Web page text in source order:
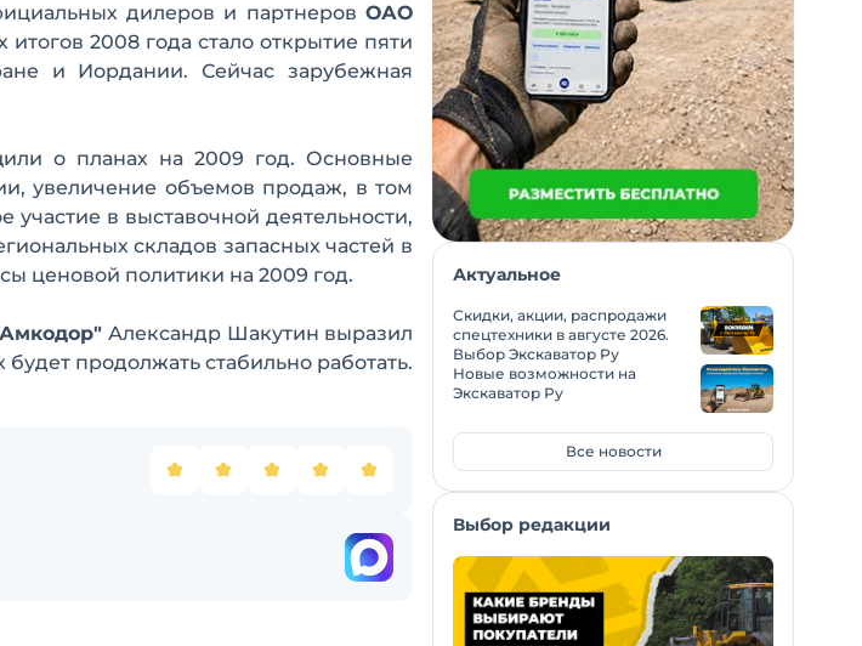
дилеров и партнеров ОАО
2008 года стало открытие пяти
и Иордании. Сейчас зарубежная
о планах на 2009 год. Основные
увеличение объемов продаж, в том
в выставочной деятельности,
складов запасных частей в
ценовой политики на 2009 год.
Александр Шакутин выразил
продолжать стабильно работать.
Актуальное
Скидки, акции, распродажи
спецтехники в августе 2026.
Выбор Экскаватор Ру
Новые возможности на
Экскаватор Ру
Все новости
Выбор редакции